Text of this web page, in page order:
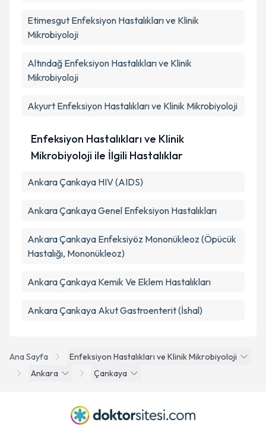
Ana Sayfa
Enfeksiyon Hastalıkları ve Klinik Mikrobiyoloji
Ankara
Çankaya
Etimesgut Enfeksiyon Hastalıkları ve Klinik
Mikrobiyoloji
Altındağ Enfeksiyon Hastalıkları ve Klinik
Mikrobiyoloji
Akyurt Enfeksiyon Hastalıkları ve Klinik Mikrobiyoloji
Enfeksiyon Hastalıkları ve Klinik
Mikrobiyoloji ile İlgili Hastalıklar
Ankara Çankaya HIV (AIDS)
Ankara Çankaya Genel Enfeksiyon Hastalıkları
Ankara Çankaya Enfeksiyöz Mononükleoz (Öpücük
Hastalığı, Mononükleoz)
Ankara Çankaya Kemik Ve Eklem Hastalıkları
Ankara Çankaya Akut Gastroenterit (İshal)